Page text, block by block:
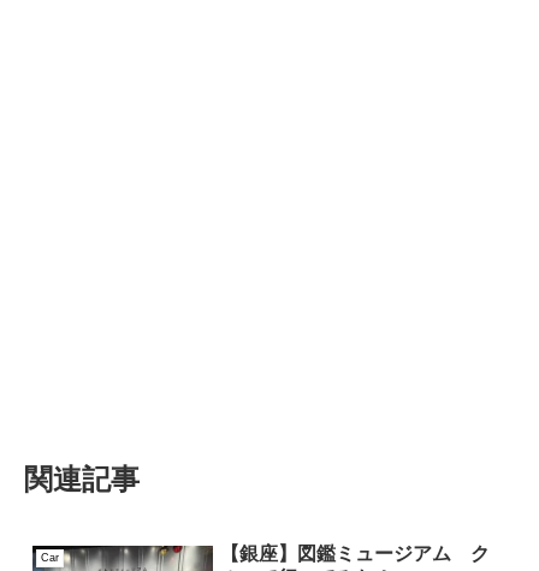
関連記事
Car
【銀座】図鑑ミュージアム ク